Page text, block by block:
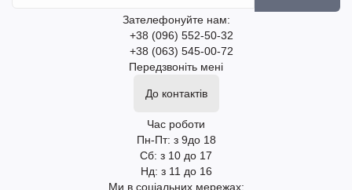
Зателефонуйте нам:
+38 (096) 552-50-32
+38 (063) 545-00-72
Передзвоніть мені
До контактів
Час роботи
Пн-Пт: з 9до 18
Сб: з 10 до 17
Нд: з 11 до 16
Ми в соціальних мережах: